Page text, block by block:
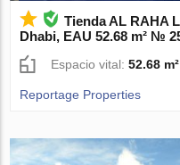
Tienda AL RAHA
Dhabi, EAU 52.68 m² №
Espacio vital:52.68 m²
Reportage Properties